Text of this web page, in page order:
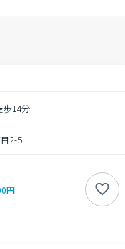
14分
2-5
円